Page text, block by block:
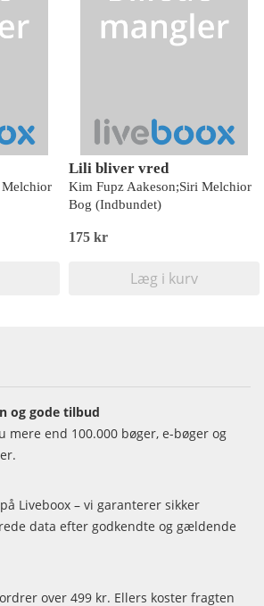
Lili bliver vred
Kim Fupz Aakeson;Siri Melchior
Bog (Indbundet)
175 kr
Læg i kurv
og gode tilbud
mere end 100.000 bøger, e-bøger og
Liveboox – vi garanterer sikker
data efter godkendte og gældende
over 499 kr. Ellers koster fragten